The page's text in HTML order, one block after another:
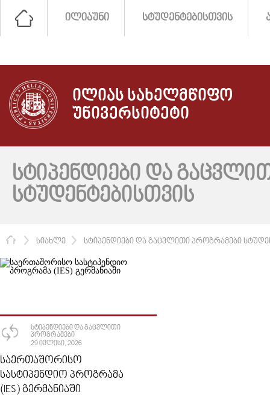
ᲘᲚᲘᲐᲣᲜᲘ ᲡᲢᲣᲓᲔᲜᲢᲔᲑᲘᲡᲗᲕᲘᲡ
ᲘᲚᲘᲐᲡ ᲡᲐᲮᲔᲚᲛᲬᲘᲤᲝ
ᲣᲜᲘᲕᲔᲠᲡᲘᲢᲔᲢᲘ
ᲡᲢᲘᲞᲔᲜᲓᲘᲔᲑᲘ ᲓᲐ
ᲡᲢᲣᲓᲔᲜᲢᲔᲑᲘᲡᲗᲕᲘᲡ
ᲛᲗᲐᲕᲐᲠᲘ
ᲡᲘᲐᲮᲚᲔ ᲡᲢᲘᲞᲔᲜᲓᲘᲔᲑᲘ ᲓᲐ ᲒᲐᲪᲕᲚᲘᲗᲘ ᲞᲠᲝᲒᲠᲐᲛᲔᲑᲘ
ᲡᲢᲘᲞᲔᲜᲓᲘᲔᲑᲘ ᲓᲐ ᲒᲐᲪᲕᲚᲘᲗᲘ
ᲞᲠᲝᲒᲠᲐᲛᲔᲑᲘ
29 ᲘᲕᲚᲘᲡᲘ, 2026
ᲡᲐᲔᲠᲗᲐᲨᲝᲠᲘᲡᲝ
ᲡᲐᲡᲢᲘᲞᲔᲜᲓᲘᲝ ᲞᲠᲝᲒᲠᲐᲛᲐ
(IES) ᲒᲔᲠᲛᲐᲜᲘᲐᲨᲘ